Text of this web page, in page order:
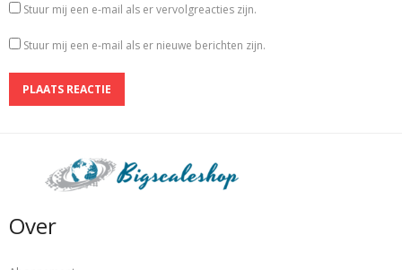
Stuur mij een e-mail als er vervolgreacties zijn.
Stuur mij een e-mail als er nieuwe berichten zijn.
Over